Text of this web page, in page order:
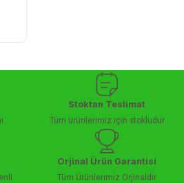
Stoktan Teslimat
Tüm ürünlerimiz için stokludur
Orjinal Ürün Garantisi
Tüm Ürünlerimiz Orjinaldir